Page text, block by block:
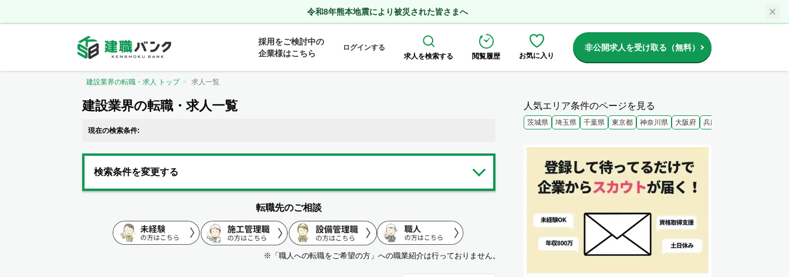
令和8年熊本地震により被災された皆さまへ
採用をご検討中の
企業様はこちら
ログインする
求人を検索する
閲覧履歴 お気に入り
非公開求人を受け取る（無料）
建設業界の転職・求人 トップ 求人一覧
建設業界の転職・求人一覧
現在の検索条件:
検索条件を変更する
転職先のご相談
※「職人への転職をご希望の方」への職業紹介は行っておりません。
人気エリア条件のページを見る
茨城県 埼玉県 千葉県 東京都 神奈川県 大阪府 兵庫県